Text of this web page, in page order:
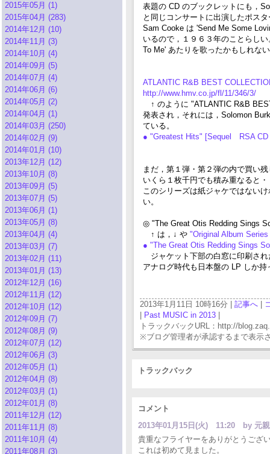
2015年05月 (1)
2015年04月 (283)
2014年12月 (10)
2014年11月 (3)
2014年10月 (4)
2014年09月 (5)
2014年07月 (4)
2014年06月 (6)
2014年05月 (2)
2014年04月 (1)
2014年03月 (250)
2014年02月 (9)
2014年01月 (10)
2013年12月 (12)
2013年10月 (8)
2013年09月 (5)
2013年07月 (5)
2013年06月 (1)
2013年05月 (8)
2013年04月 (4)
2013年03月 (7)
2013年02月 (11)
2013年01月 (13)
2012年12月 (16)
2012年11月 (12)
2012年10月 (12)
2012年09月 (7)
2012年08月 (9)
2012年07月 (12)
2012年06月 (3)
2012年05月 (1)
2012年04月 (8)
2012年03月 (1)
2012年01月 (8)
2011年12月 (12)
2011年11月 (8)
2011年10月 (4)
2011年08月 (3)
表題の CD のブックレットにも，
と同じコンサートに出演したポス
Sam Cooke は 'Send Me Some
いるので，１９６３年のことらし
To Me' あたりを歌ったかもしれな
ATLANTIC R&B BEST
http://www.hmv.co.jp/fl/11/346/3/
↑ のように "ATLANTIC R&B
発表され，それには，Solomon
ている。
● "Greatest Hits" [Sequel RSA CD
まだ，第１弾・第２弾の内で買い
いくら１枚千円でも積み重なると
このシリーズは紙ジャケではない
い。
◎ "The Great Otis Redding Sings
↑ は，↓ や "Original Album
● "The Great Otis Redding Sings
ジャケット下部の白窓に印刷さ
アナログ時代も日本盤の LP しか
2013年1月11日 10時16分 | 記事へ
Past MUSIC in 2013
トラックバックURL：http://
※ブログ管理者が承認するまで表示
トラックバック
コメント
2013年01月15日(火) 11:20 by 元親
貴重なフライヤーをありがとうござ
これは初めて見ました。